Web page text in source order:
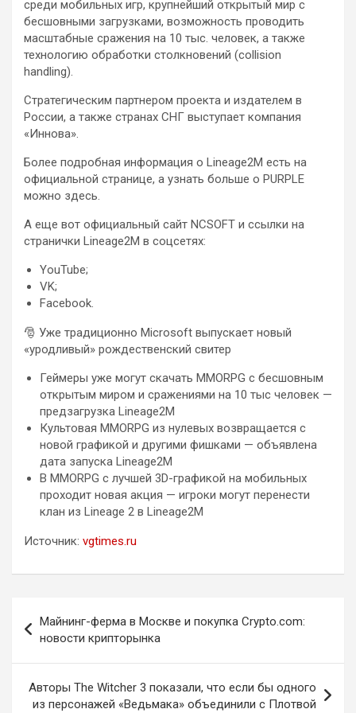
среди мобильных игр, крупнейший открытый мир с
бесшовными загрузками, возможность проводить
масштабные сражения на 10 тыс. человек, а также
технологию обработки столкновений (collision
handling).
Стратегическим партнером проекта и издателем в
России, а также странах СНГ выступает компания
«Иннова».
Более подробная информация о Lineage2M есть на
официальной странице, а узнать больше о PURPLE
можно здесь.
А еще вот официальный сайт NCSOFT и ссылки на
странички Lineage2M в соцсетях:
YouTube;
VK;
Facebook.
🎅 Уже традиционно Microsoft выпускает новый
«уродливый» рождественский свитер
Геймеры уже могут скачать MMORPG с бесшовным
открытым миром и сражениями на 10 тыс человек —
предзагрузка Lineage2M
Культовая MMORPG из нулевых возвращается с
новой графикой и другими фишками — объявлена
дата запуска Lineage2M
В MMORPG с лучшей 3D-графикой на мобильных
проходит новая акция — игроки могут перенести
клан из Lineage 2 в Lineage2M
Источник: vgtimes.ru
по
записям
Майнинг-ферма в Москве и покупка Crypto.com:
новости крипторынка
Авторы The Witcher 3 показали, что если бы одного
из персонажей «Ведьмака» объединили с Плотвой